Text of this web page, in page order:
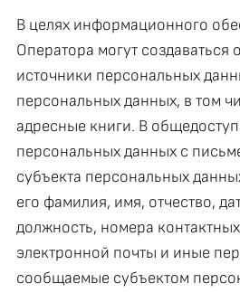
В целях информационного
Оператора могут
источники персональных
персональных данных, в том
адресные книги. В
персональных данных с
субъекта персональных
его фамилия, имя, отчество,
должность, номера
электронной почты и иные
сообщаемые субъектом